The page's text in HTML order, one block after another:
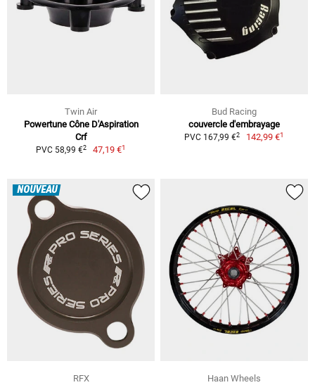
Twin Air
Powertune Cône D'Aspiration
Crf
PVC 58,99 €2 47,19 €1
Bud Racing
couvercle d'embrayage
PVC 167,99 €2 142,99 €1
NOUVEAU
RFX
Haan Wheels